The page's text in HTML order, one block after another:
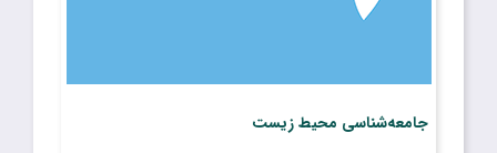
جامعه‌شناسی محیط زیست